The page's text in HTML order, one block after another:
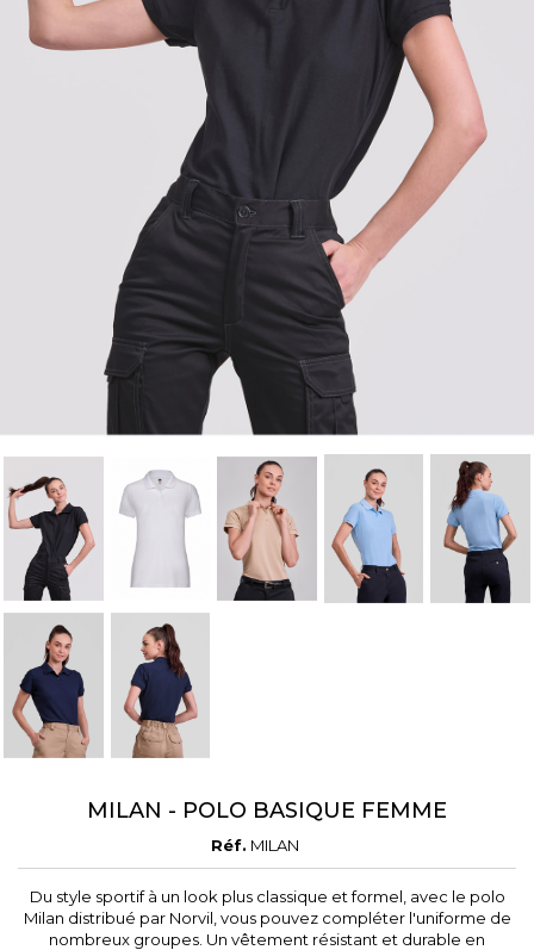
MILAN - POLO BASIQUE FEMME
Réf. MILAN
Du style sportif à un look plus classique et formel, avec le polo
Milan distribué par Norvil, vous pouvez compléter l'uniforme de
nombreux groupes. Un vêtement résistant et durable en
Annuler Créer une liste d'envies
Connexion